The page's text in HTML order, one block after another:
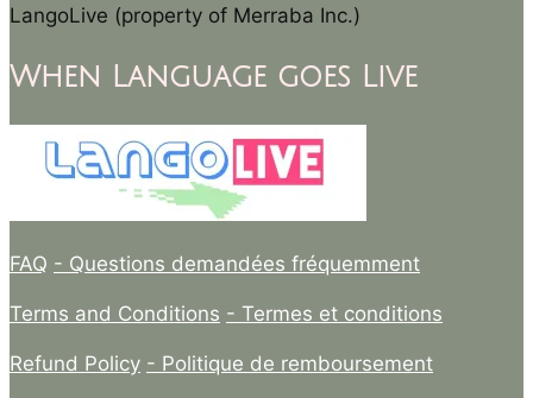
LangoLive (property of Merraba Inc.)
When Language goes Live
FAQ - Questions demandées fréquemment
Terms and Conditions - Termes et conditions
Refund Policy - Politique de remboursement